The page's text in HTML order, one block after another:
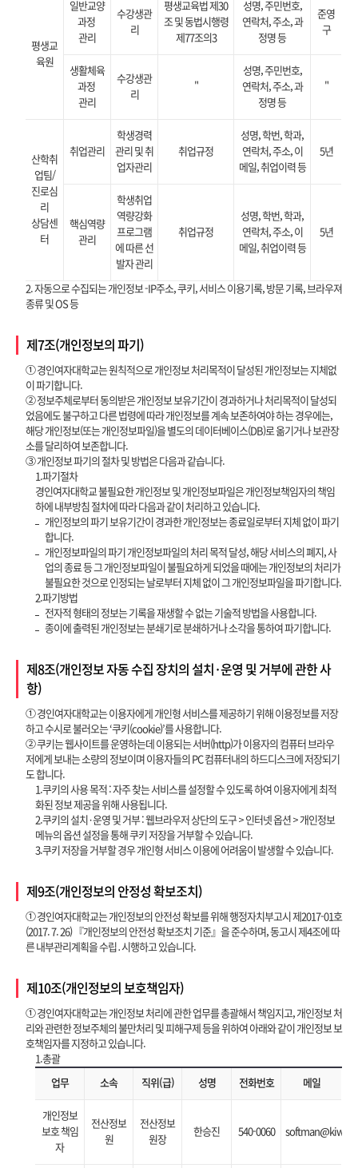
평생교
육원
일반교양
과정
관리
수강생관
리
평생교육법 제30
조 및 동법시행령
제77조의3
성명, 주민번호,
연락처, 주소, 과
정명 등
준영
구
생활체육
과정
관리
수강생관
리
"
성명, 주민번호,
연락처, 주소, 과
정명 등
"
산학취
업팀/
진로심
리
상담센
터
취업관리
학생경력
관리 및 취
업자관리
취업규정
성명, 학번, 학과,
연락처, 주소, 이
메일, 취업이력 등
5년
핵심역량
관리
학생취업
역량강화
프로그램
에 따른 선
발자 관리
취업규정
성명, 학번, 학과,
연락처, 주소, 이
메일, 취업이력 등
5년
2. 자동으로 수집되는 개인정보 -IP주소, 쿠키, 서비스 이용기록, 방문 기록, 브라우져
종류 및 OS 등
제7조(개인정보의 파기)
① 경인여자대학교는 원칙적으로 개인정보 처리목적이 달성된 개인정보는 지체없
이 파기합니다.
② 정보주체로부터 동의받은 개인정보 보유기간이 경과하거나 처리목적이 달성되
었음에도 불구하고 다른 법령에 따라 개인정보를 계속 보존하여야 하는 경우에는,
해당 개인정보(또는 개인정보파일)을 별도의 데이터베이스(DB)로 옮기거나 보관장
소를 달리하여 보존합니다.
③ 개인정보 파기의 절차 및 방법은 다음과 같습니다.
1.파기절차
경인여자대학교 불필요한 개인정보 및 개인정보파일은 개인정보책임자의 책임
하에 내부방침 절차에 따라 다음과 같이 처리하고 있습니다.
개인정보의 파기 보유기간이 경과한 개인정보는 종료일로부터 지체 없이 파기
합니다.
개인정보파일의 파기 개인정보파일의 처리 목적 달성, 해당 서비스의 폐지, 사
업의 종료 등 그 개인정보파일이 불필요하게 되었을 때에는 개인정보의 처리가
불필요한 것으로 인정되는 날로부터 지체 없이 그 개인정보파일을 파기합니다.
2.파기방법
전자적 형태의 정보는 기록을 재생할 수 없는 기술적 방법을 사용합니다.
종이에 출력된 개인정보는 분쇄기로 분쇄하거나 소각을 통하여 파기합니다.
제8조(개인정보 자동 수집 장치의 설치·운영 및 거부에 관한 사
항)
① 경인여자대학교는 이용자에게 개인형 서비스를 제공하기 위해 이용정보를 저장
하고 수시로 불러오는 ‘쿠키(cookie)’를 사용합니다.
② 쿠키는 웹사이트를 운영하는데 이용되는 서버(http)가 이용자의 컴퓨터 브라우
저에게 보내는 소량의 정보이며 이용자들의 PC 컴퓨터내의 하드디스크에 저장되기
도 합니다.
1.쿠키의 사용 목적 : 자주 찾는 서비스를 설정할 수 있도록 하여 이용자에게 최적
화된 정보 제공을 위해 사용됩니다.
2.쿠키의 설치·운영 및 거부 : 웹브라우저 상단의 도구 > 인터넷 옵션 > 개인정보
메뉴의 옵션 설정을 통해 쿠키 저장을 거부할 수 있습니다.
3.쿠키 저장을 거부할 경우 개인형 서비스 이용에 어려움이 발생할 수 있습니다.
제9조(개인정보의 안정성 확보조치)
① 경인여자대학교는 개인정보의 안전성 확보를 위해 행정자치부고시 제2017-01호
(2017. 7. 26) 『개인정보의 안전성 확보조치 기준』을 준수하며, 동고시 제4조에 따
른 내부관리계획을 수립․시행하고 있습니다.
제10조(개인정보의 보호책임자)
① 경인여자대학교는 개인정보 처리에 관한 업무를 총괄해서 책임지고, 개인정보 처
리와 관련한 정보주체의 불만처리 및 피해구제 등을 위하여 아래와 같이 개인정보 보
호책임자를 지정하고 있습니다.
1.총괄
업무 소속 직위(급) 성명 전화번호 메일
개인정보
보호 책임
자
전산정보
원
전산정보
원장
한승진 540-0060